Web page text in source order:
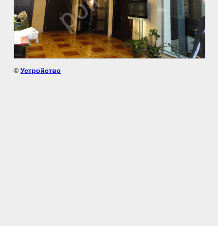
© Устройство